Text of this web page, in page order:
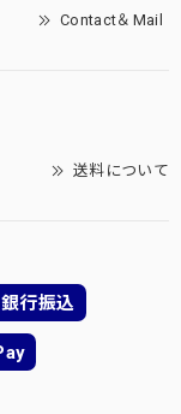
Contact＆Mail
送料について
銀行振込